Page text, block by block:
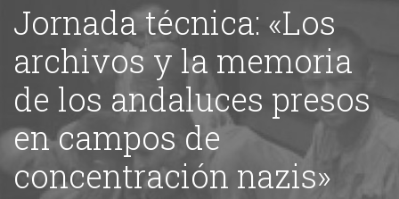
Jornada técnica: «Los
archivos y la memoria
de los andaluces presos
en campos de
concentración nazis»